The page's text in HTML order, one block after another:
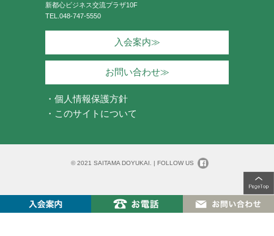
新都心ビジネス交流プラザ10F
TEL. 048-747-5550
入会案内≫
お問い合わせ≫
・個人情報保護方針
・このサイトについて
© 2021 SAITAMA DOYUKAI. | FOLLOW US